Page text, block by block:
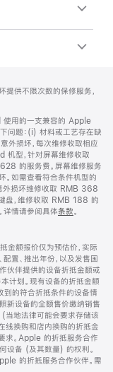
供不限次数的保修服务，
使用的一支兼容的 Apple
问题：(i) 材料或工艺存在缺
外损坏，每次维修收取相应
型，针对屏幕维修收取
的服务费。屏幕维修服务
。如需查看符合条件机型的
外损坏维修收取 RMB 368
，维修收取 RMB 188 的
详情请参阅具体条款。
金额报价仅为预估价，实际
置、推出年份，以及发售国
伙伴提供的设备折抵金额或
计划。现有设备的折抵金额
到的符合折抵条件的设备情
新设备的全额售价缴纳销售
当地法律可能会要求存储该
线换购和店内换购的折抵金
求。Apple 的折抵服务合作
设备 (及其数量) 的权利。
的折抵服务合作伙伴。需